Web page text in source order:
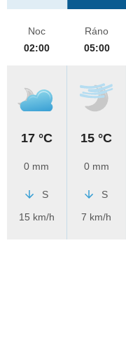
Noc
02:00
17 °C
0 mm
S
15 km/h
Ráno
05:00
15 °C
0 mm
S
7 km/h